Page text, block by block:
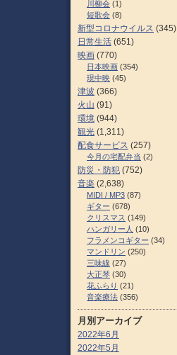
川柳会 (1)
短歌会 (8)
新型コロナウイルス (345)
日常生活 (651)
映画 (770)
日本映画 (354)
現中映 (45)
津波 (366)
火山 (91)
環境 (944)
観光 (1,311)
配食サービス (257)
今月の宅配弁当 (2)
防災・防犯 (752)
音楽 (2,638)
MIDI / MP3 (87)
ギター (678)
クリスマス (149)
ハンガリー人 (10)
フラメンコギター (34)
マンドリン (250)
三味線 (27)
大正琴 (30)
花ふらり (21)
音楽療法 (356)
月別アーカイブ
2022年6月
2022年5月